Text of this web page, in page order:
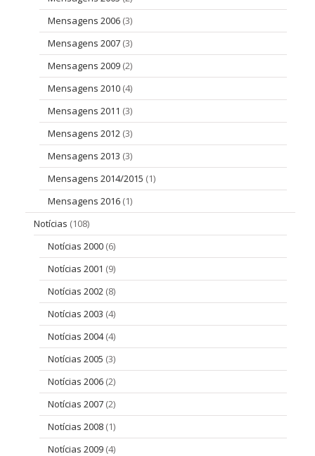
Mensagens 2006 (3)
Mensagens 2007 (3)
Mensagens 2009 (2)
Mensagens 2010 (4)
Mensagens 2011 (3)
Mensagens 2012 (3)
Mensagens 2013 (3)
Mensagens 2014/2015 (1)
Mensagens 2016 (1)
Notícias (108)
Notícias 2000 (6)
Notícias 2001 (9)
Notícias 2002 (8)
Notícias 2003 (4)
Notícias 2004(4)
Notícias 2005 (3)
Notícias 2006 (2)
Notícias 2007 (2)
Notícias 2008 (1)
Notícias 2009 (4)